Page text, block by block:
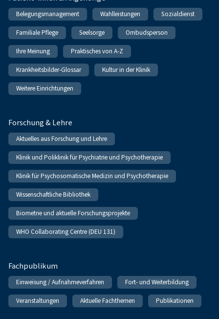
Belegungsmanagement Wahlleistungen Sozialdienst
Familiale Pflege Seelsorge Ombudsperson
Ihre Meinung Praktisches von A-Z
Krankheitsbilder-Glossar Kultur in der Klinik
Weitere Einrichtungen
Forschung & Lehre
Aktuelles aus Forschung und Lehre
Klinik und Poliklinik für Psychiatrie und Psychotherapie
Klinik für Psychosomatische Medizin und Psychotherapie
Wissenschaftliche Bibliothek
Biometrie und aktuelle Forschungsprojekte
WHO Collaborating Centre (DEU 131)
Fachpublikum
Einweisung / Aufnahmeverfahren Fort- und Weiterbildung
Veranstaltungen Aktuelle Fachthemen Publikationen